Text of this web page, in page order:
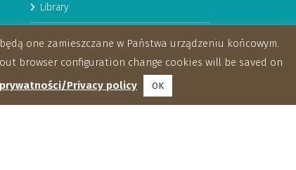
Library
Booklets
one zamieszczane w Państwa urządzeniu końcowym.
browser configuration change cookies will be saved on
Privacy policy OK